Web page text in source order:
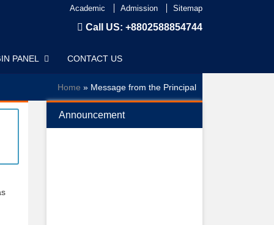
Academic Admission Sitemap
Call US: +8802588854744
PANEL CONTACT US
Home » Message from the Principal
Announcement